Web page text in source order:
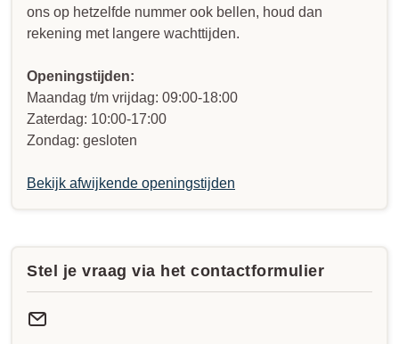
ons op hetzelfde nummer ook bellen, houd dan
rekening met langere wachttijden.
Openingstijden:
Maandag t/m vrijdag: 09:00-18:00
Zaterdag: 10:00-17:00
Zondag: gesloten
Bekijk afwijkende openingstijden
Stel je vraag via het contactformulier